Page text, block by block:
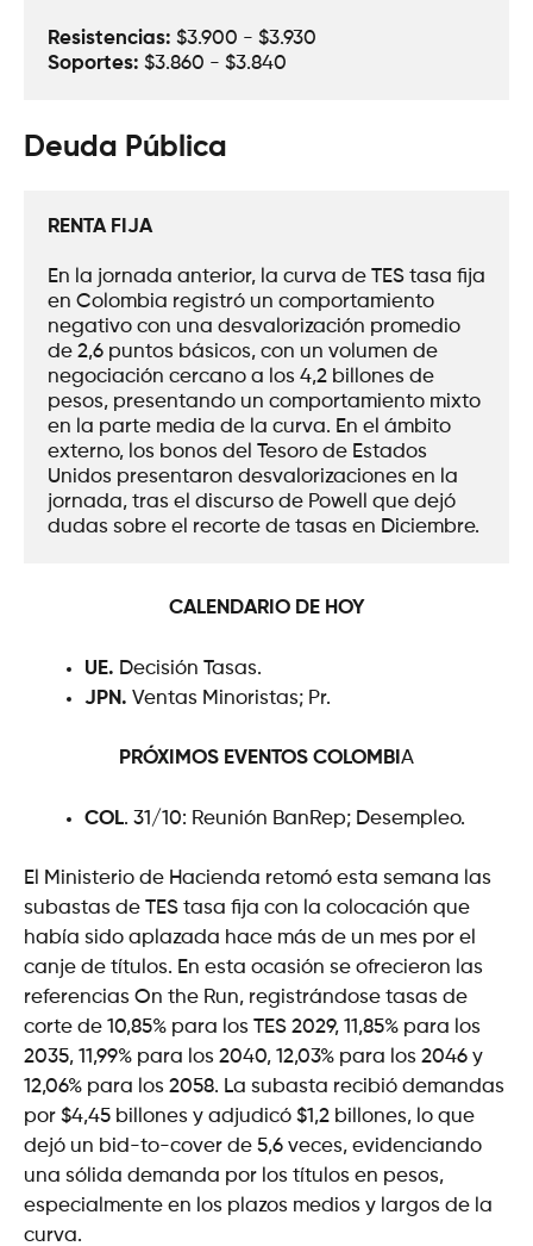
Resistencias: $3.900 - $3.930
Soportes: $3.860 - $3.840
Deuda Pública
RENTA FIJA
En la jornada anterior, la curva de TES tasa fija
en Colombia registró un comportamiento
negativo con una desvalorización promedio
de 2,6 puntos básicos, con un volumen de
negociación cercano a los 4,2 billones de
pesos, presentando un comportamiento mixto
en la parte media de la curva. En el ámbito
externo, los bonos del Tesoro de Estados
Unidos presentaron desvalorizaciones en la
jornada, tras el discurso de Powell que dejó
dudas sobre el recorte de tasas en Diciembre.
CALENDARIO DE HOY
UE. Decisión Tasas.
JPN. Ventas Minoristas; Pr.
PRÓXIMOS EVENTOS COLOMBI A
COL. 31/10: Reunión BanRep; Desempleo.
El Ministerio de Hacienda retomó esta semana las
subastas de TES tasa fija con la colocación que
había sido aplazada hace más de un mes por el
canje de títulos. En esta ocasión se ofrecieron las
referencias On the Run, registrándose tasas de
corte de 10,85% para los TES 2029, 11,85% para los
2035, 11,99% para los 2040, 12,03% para los 2046 y
12,06% para los 2058. La subasta recibió demandas
por $4,45 billones y adjudicó $1,2 billones, lo que
dejó un bid-to-cover de 5,6 veces, evidenciando
una sólida demanda por los títulos en pesos,
especialmente en los plazos medios y largos de la
curva.